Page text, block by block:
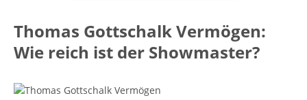
Thomas Gottschalk Vermögen:
Wie reich ist der Showmaster?